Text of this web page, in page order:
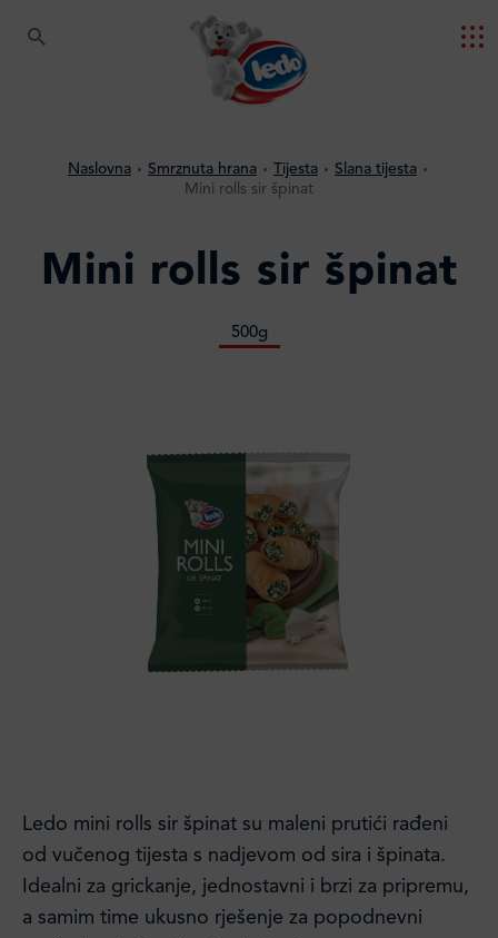
Naslovna Smrznuta hrana Tijesta
Slana tijesta
Mini rolls sir špinat
Mini rolls sir špinat
500g
Ledo mini rolls sir špinat su maleni prutići rađeni
od vučenog tijesta s nadjevom od sira i špinata.
Idealni za grickanje, jednostavni i brzi za pripremu,
a samim time ukusno rješenje za popodnevni